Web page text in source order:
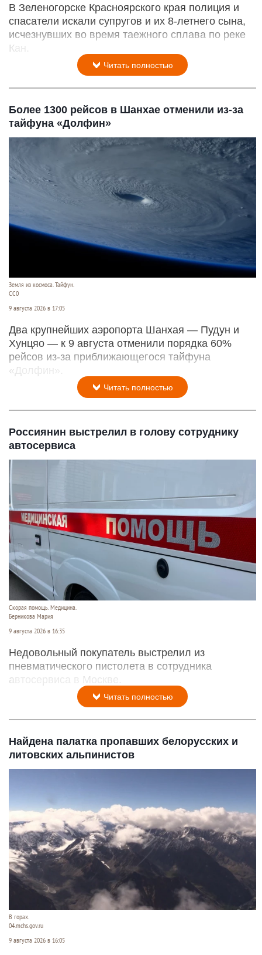
В Зеленогорске Красноярского края полиция и
спасатели искали супругов и их 8-летнего сына,
исчезнувших во время таежного сплава по реке
Кан.
Читать полностью
Более 1300 рейсов в Шанхае отменили из-за
тайфуна «Долфин»
Земля из космоса. Тайфун.
СС0
9 августа 2026 в 17:05
Два крупнейших аэропорта Шанхая — Пудун и
Хунцяо — к 9 августа отменили порядка 60%
рейсов из-за приближающегося тайфуна
«Долфин».
Читать полностью
Россиянин выстрелил в голову сотруднику
автосервиса
Скорая помощь. Медицина.
Берникова Мария
9 августа 2026 в 16:35
Недовольный покупатель выстрелил из
пневматического пистолета в сотрудника
автосервиса в Москве.
Читать полностью
Найдена палатка пропавших белорусских и
литовских альпинистов
В горах.
04.mchs.gov.ru
9 августа 2026 в 16:05